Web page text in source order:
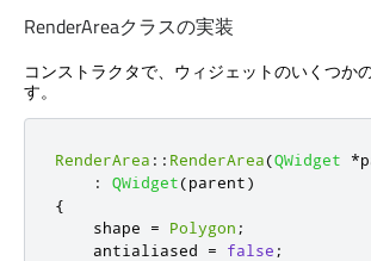
RenderAreaクラスの実装
コンストラクタで、ウィジェットのいくつか
す。
RenderArea :: RenderArea(QWidget *
:
QWidget(parent)
{
    shape
= Polygon ;
    antialiased
= false ;